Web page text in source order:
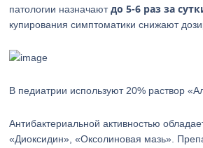
патологии назначаютдо 5-6 раз за
купирования симптоматики снижают
В педиатрии используют 20% раствор
Антибактериальной активностью
«Диоксидин», «Оксолиновая мазь».